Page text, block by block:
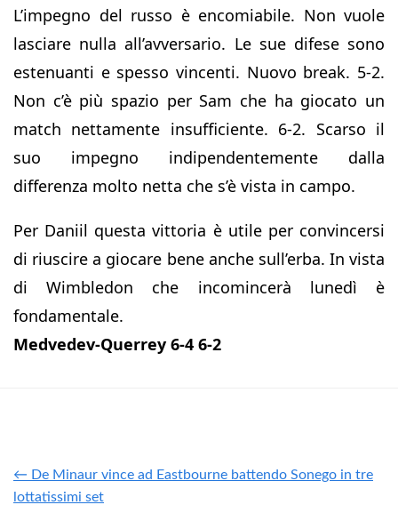
L’impegno del russo è encomiabile. Non vuole
lasciare nulla all’avversario. Le sue difese sono
estenuanti e spesso vincenti. Nuovo break. 5-2.
Non c’è più spazio per Sam che ha giocato un
match nettamente insufficiente. 6-2. Scarso il
suo impegno indipendentemente dalla
differenza molto netta che s’è vista in campo.
Per Daniil questa vittoria è utile per convincersi
di riuscire a giocare bene anche sull’erba. In vista
di Wimbledon che incomincerà lunedì è
fondamentale.
Medvedev-Querrey 6-4 6-2
← De Minaur vince ad Eastbourne battendo Sonego in tre
lottatissimi set